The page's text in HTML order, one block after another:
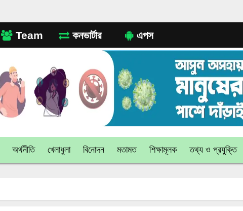
Team কনভার্টার এপস
অর্থনীতি খেলাধুলা বিনোদন মতামত শিক্ষামূলক তথ্য ও প্রযুক্তি